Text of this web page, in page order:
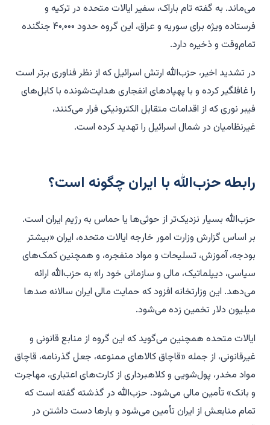
می‌ماند. به گفته تام باراک، سفیر ایالات متحده در ترکیه و
فرستاده ویژه برای سوریه و عراق، این گروه حدود ۴۰,۰۰۰ جنگنده
تمام‌وقت و ذخیره دارد.
در تشدید اخیر، حزب‌الله ارتش اسرائیل که از نظر فناوری برتر است
را غافلگیر کرده و با پهپادهای انفجاری هدایت‌شونده با کابل‌های
فیبر نوری که از اقدامات متقابل الکترونیکی فرار می‌کنند،
غیرنظامیان در شمال اسرائیل را تهدید کرده است.
رابطه حزب‌الله با ایران چگونه است؟
حزب‌الله بسیار نزدیک‌تر از حوثی‌ها یا حماس به رژیم ایران است.
بر اساس گزارش وزارت امور خارجه ایالات متحده، ایران «بیشتر
بودجه، آموزش، تسلیحات و مواد منفجره، و همچنین کمک‌های
سیاسی، دیپلماتیک، مالی و سازمانی خود را» به حزب‌الله ارائه
می‌دهد. این وزارتخانه افزود که حمایت مالی ایران سالانه صدها
میلیون دلار تخمین زده می‌شود.
ایالات متحده همچنین می‌گوید که این گروه از منابع قانونی و
غیرقانونی، از جمله «قاچاق کالاهای ممنوعه، جعل گذرنامه، قاچاق
مواد مخدر، پول‌شویی و کلاهبرداری از کارت‌های اعتباری، مهاجرت
و بانک» تأمین مالی می‌شود. حزب‌الله در گذشته گفته است که
تمام منابعش از ایران تأمین می‌شود و بارها دست داشتن در